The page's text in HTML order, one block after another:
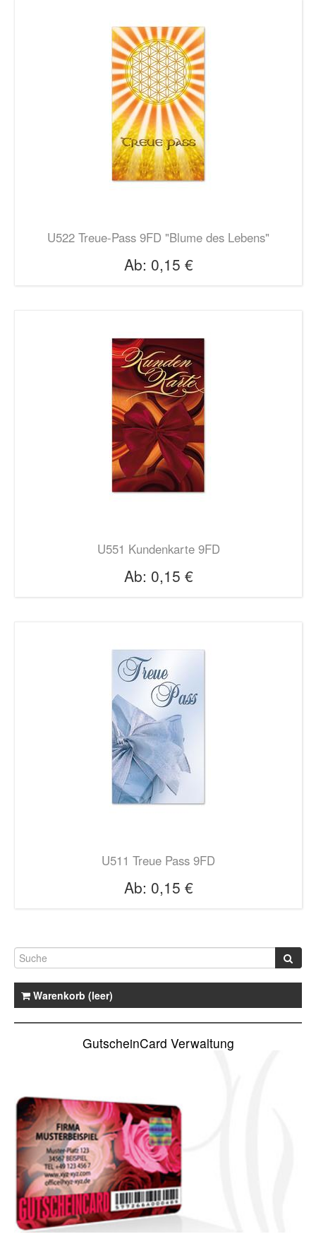
U522 Treue-Pass 9FD "Blume des Lebens"
Ab: 0,15 €
U551 Kundenkarte 9FD
Ab: 0,15 €
U511 Treue Pass 9FD
Ab: 0,15 €
Warenkorb (leer)
GutscheinCard Verwaltung